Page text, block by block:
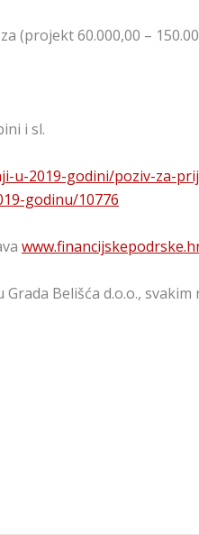
(projekt 60.000,00 –
i sl.
u-2019-godini/poziv-za-
godinu/10776
Belišća d.o.o.,